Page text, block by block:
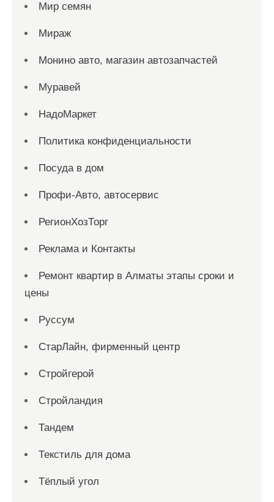
Мир семян
Мираж
Монино авто, магазин автозапчастей
Муравей
НадоМаркет
Политика конфиденциальности
Посуда в дом
Профи-Авто, автосервис
РегионХозТорг
Реклама и Контакты
Ремонт квартир в Алматы этапы сроки и
цены
Руссум
СтарЛайн, фирменный центр
Стройгерой
Стройландия
Тандем
Текстиль для дома
Тёплый угол